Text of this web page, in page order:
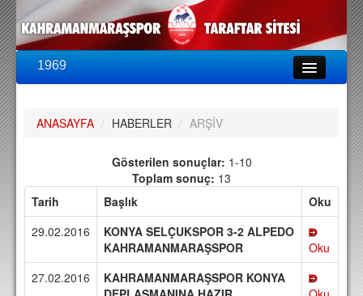
1969
PUAN DURUMU
FİKSTÜR
KADRO
A TAKIM KADROSU
TEKNİK KADRO
TRANSFERLER
ANASAYFA / HABERLER / ARŞİV
Gösterilen sonuçlar: 1-10
Toplam sonuç: 13
Tarih
Başlık Oku
29.02.2016
KONYA SELÇUKSPOR 3-2 ALPEDO
KAHRAMANMARAŞSPOR
Oku
27.02.2016
KAHRAMANMARAŞSPOR KONYA